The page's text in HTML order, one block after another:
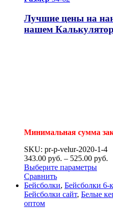
Лучшие цены на
нашем
Минимальная сумма
SKU: pr-p-velur-2020-1-4
343.00 руб. – 525.00 руб.
Выберите параметры
Сравнить
Бейсболки, Бейсболки 6-
Бейсболки сайт, Белые
оптом